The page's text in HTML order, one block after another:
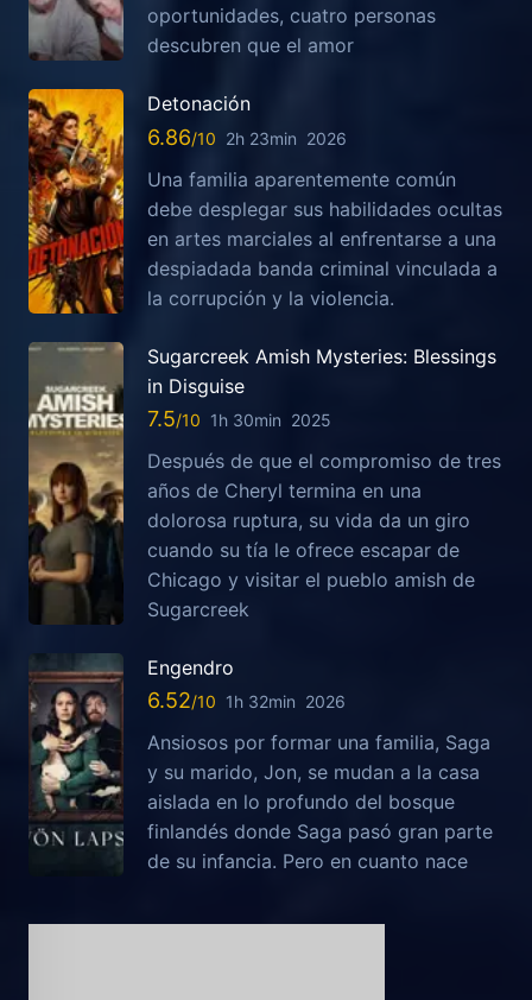
oportunidades, cuatro personas
descubren que el amor
Detonación
6.86 2h 23min 2026
Una familia aparentemente común
debe desplegar sus habilidades ocultas
en artes marciales al enfrentarse a una
despiadada banda criminal vinculada a
la corrupción y la violencia.
Sugarcreek Amish Mysteries: Blessings
in Disguise
7.5 1h 30min 2025
Después de que el compromiso de tres
años de Cheryl termina en una
dolorosa ruptura, su vida da un giro
cuando su tía le ofrece escapar de
Chicago y visitar el pueblo amish de
Sugarcreek
Engendro
6.52 1h 32min 2026
Ansiosos por formar una familia, Saga
y su marido, Jon, se mudan a la casa
aislada en lo profundo del bosque
finlandés donde Saga pasó gran parte
de su infancia. Pero en cuanto nace